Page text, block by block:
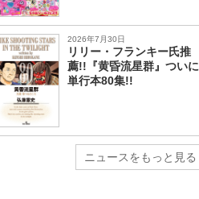
2026年7月30日
リリー・フランキー氏推
薦!!『黄昏流星群』ついに
単行本80集!!
ニュースをもっと見る